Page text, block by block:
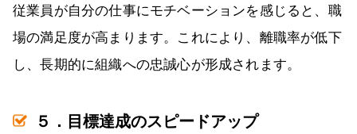
従業員が自分の仕事にモチベーションを感じると、職
場の満足度が高まります。これにより、離職率が低下
し、長期的に組織への忠誠心が形成されます。
５．目標達成のスピードアップ